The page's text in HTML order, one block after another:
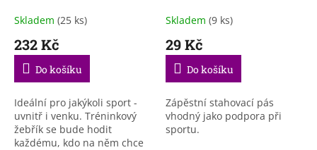
Skladem (25 ks)
232 Kč
Do košíku
Ideální pro jakýkoli sport -
uvnitř i venku. Tréninkový
žebřík se bude hodit
každému, kdo na něm chce
Skladem (9 ks)
29 Kč
Do košíku
Zápěstní stahovací pás
vhodný jako podpora při
sportu.